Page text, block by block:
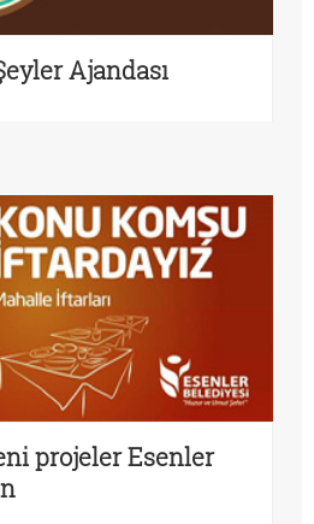
Ajandası
projeler Esenler